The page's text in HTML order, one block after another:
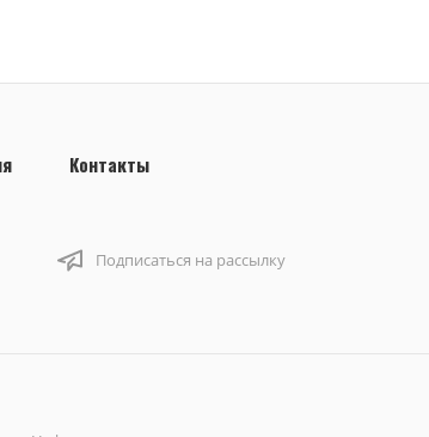
Контакты
Подписаться на рассылку